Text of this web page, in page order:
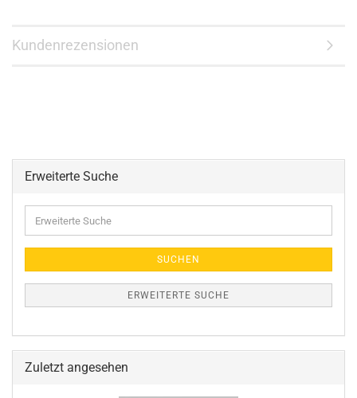
Kundenrezensionen
Erweiterte Suche
Suche
SUCHEN
ERWEITERTE SUCHE
Zuletzt angesehen